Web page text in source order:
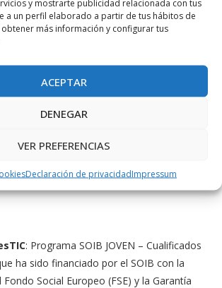
y mostrarte publicidad relacionada con tus
a un perfil elaborado a partir de tus hábitos de
obtener más información y configurar tus
ACEPTAR
DENEGAR
VER PREFERENCIAS
Declaración de privacidadImpressum
en la unidad didáctica de turno.
hace la novela, a manera de reto o
provoca que los estudiantes las
y las asocien rápidamente con el
disponibles en su memoria para
en futuras ocasiones. Así pues, ‘‘El
de matemáticas’’ es un libro de lectura
educación secundaria, siempre que venga
estudio en unas cuántas sesiones del
: Programa SOIB JOVEN – Cualificados
ha sido financiado por el SOIB con la
Social Europeo (FSE) y la Garantía